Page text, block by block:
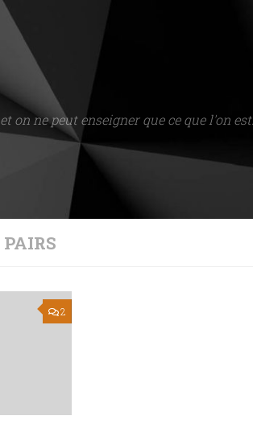
on ne peut enseigner que ce que l'on est.
2